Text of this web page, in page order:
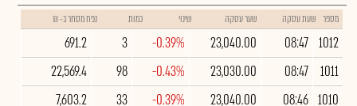
מספר שעת עסקה שער עסקה שינוי כמות נפח מסחר ב- ₪
1012
08:47
23,040.00
-0.39%
3
691.2
1011
08:47
23,030.00
-0.43%
98
22,569.4
1010
08:46
23,040.00
-0.39%
33
7,603.2